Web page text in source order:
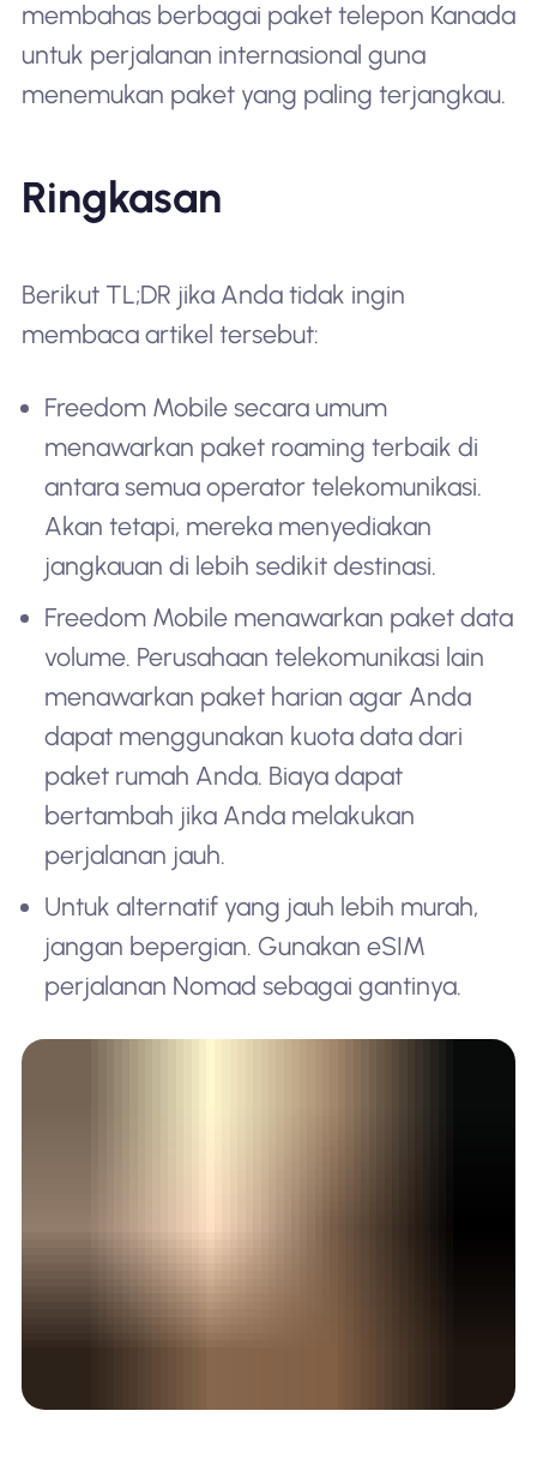
membahas berbagai paket telepon Kanada
untuk perjalanan internasional guna
menemukan paket yang paling terjangkau.
Ringkasan
Berikut TL;DR jika Anda tidak ingin
membaca artikel tersebut:
Freedom Mobile secara umum
menawarkan paket roaming terbaik di
antara semua operator telekomunikasi.
Akan tetapi, mereka menyediakan
jangkauan di lebih sedikit destinasi.
Freedom Mobile menawarkan paket data
volume. Perusahaan telekomunikasi lain
menawarkan paket harian agar Anda
dapat menggunakan kuota data dari
paket rumah Anda. Biaya dapat
bertambah jika Anda melakukan
perjalanan jauh.
Untuk alternatif yang jauh lebih murah,
jangan bepergian. Gunakan eSIM
perjalanan Nomad sebagai gantinya.